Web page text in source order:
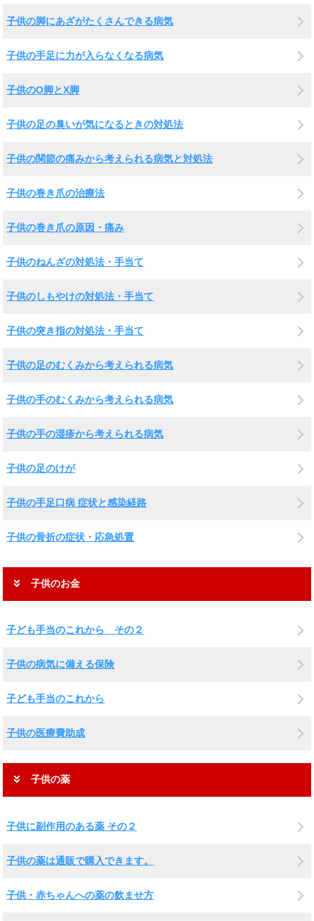
子供の脚にあざがたくさんできる病気
子供の手足に力が入らなくなる病気
子供のO脚とX脚
子供の足の臭いが気になるときの対処法
子供の関節の痛みから考えられる病気と対処法
子供の巻き爪の治療法
子供の巻き爪の原因・痛み
子供のねんざの対処法・手当て
子供のしもやけの対処法・手当て
子供の突き指の対処法・手当て
子供の足のむくみから考えられる病気
子供の手のむくみから考えられる病気
子供の手の湿疹から考えられる病気
子供の足のけが
子供の手足口病 症状と感染経路
子供の骨折の症状・応急処置
子供のお金
子ども手当のこれから その２
子供の病気に備える保険
子ども手当のこれから
子供の医療費助成
子供の薬
子供に副作用のある薬 その２
子供の薬は通販で購入できます。
子供・赤ちゃんへの薬の飲ませ方